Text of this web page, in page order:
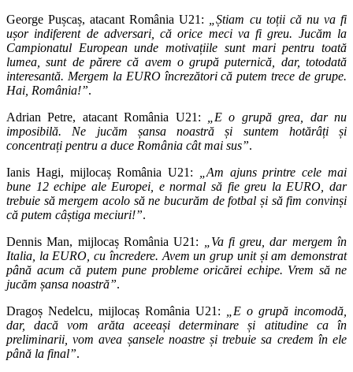
George Pușcaș, atacant România U21:
„Știam cu toții că nu va fi
ușor indiferent de adversari, că orice meci va fi greu. Jucăm la
Campionatul European unde motivațiile sunt mari pentru toată
lumea, sunt de părere că avem o grupă puternică, dar, totodată
interesantă. Mergem la EURO încrezători că putem trece de grupe.
Hai, România!”.
Adrian Petre, atacant România U21:
„E o grupă grea, dar nu
imposibilă. Ne jucăm șansa noastră și suntem hotărâți și
concentrați pentru a duce România cât mai sus”.
Ianis Hagi, mijlocaș România U21:
„Am ajuns printre cele mai
bune 12 echipe ale Europei, e normal să fie greu la EURO, dar
trebuie să mergem acolo să ne bucurăm de fotbal și să fim convinși
că putem câștiga meciuri!”.
Dennis Man, mijlocaș România U21:
„Va fi greu, dar mergem în
Italia, la EURO, cu încredere. Avem un grup unit și am demonstrat
până acum că putem pune probleme oricărei echipe. Vrem să ne
jucăm șansa noastră”.
Dragoș Nedelcu, mijlocaș România U21:
„E o grupă incomodă,
dar, dacă vom arăta aceeași determinare și atitudine ca în
preliminarii, vom avea șansele noastre și trebuie sa credem în ele
până la final”.